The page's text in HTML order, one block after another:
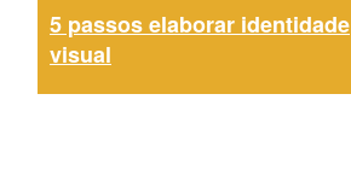
5 passos elaborar identidade
visual